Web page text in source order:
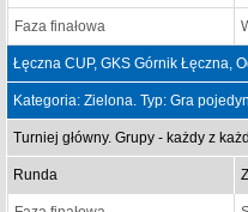
Faza finałowa
Łęczna CUP, GKS Górnik Łęczna,
Kategoria: Zielona. Typ: Gra
Turniej główny. Grupy - każdy z
Runda